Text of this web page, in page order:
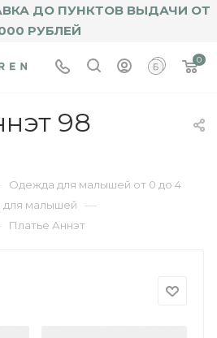
ДО ПУНКТОВ ВЫДАЧИ ОТ
РУБЛЕЙ
0
98
Одежда для малышей от 0 до 4
для малышей —
Платье Аннэт